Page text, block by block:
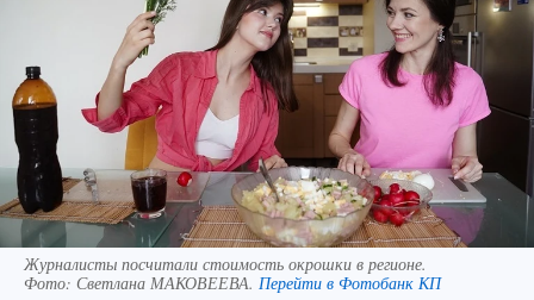
Журналисты посчитали стоимость окрошки в регионе.
Фото: Светлана МАКОВЕЕВА. Перейти в Фотобанк КП